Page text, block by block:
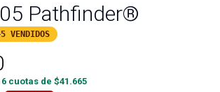
Pathfinder®
VENDIDOS
6 cuotas de $41.665